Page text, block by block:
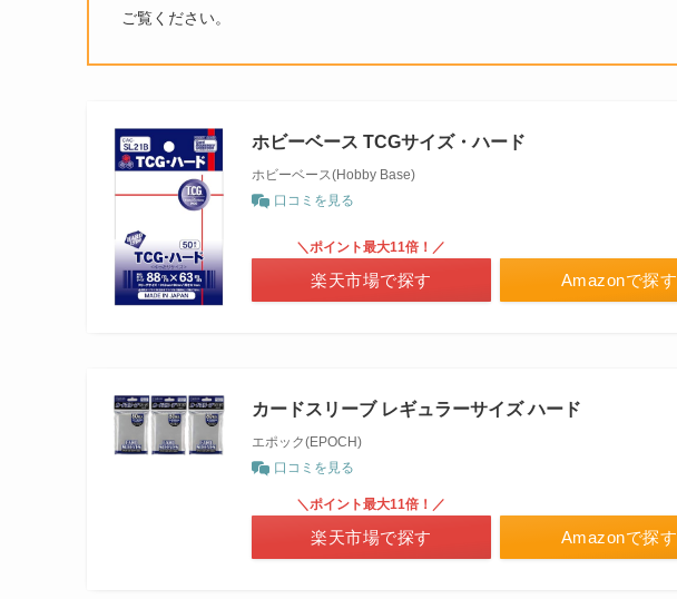
ご覧ください。
ホビーベース TCGサイズ・ハード
ホビーベース(Hobby Base)
口コミを見る
Amazonで探す
＼ポイント最大11倍！／
楽天市場で探す
カードスリーブ レギュラーサイズ ハード
エポック(EPOCH)
口コミを見る
Amazonで探す
＼ポイント最大11倍！／
楽天市場で探す